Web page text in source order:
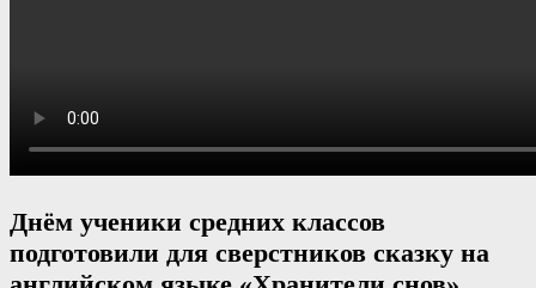
Днём ученики средних классов
подготовили для сверстников сказку на